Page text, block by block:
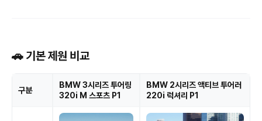
🚗 기본 제원 비교
구분
BMW 3시리즈 투어링
320i M 스포츠 P1
BMW 2시리즈 액티브 투어러
220i 럭셔리 P1